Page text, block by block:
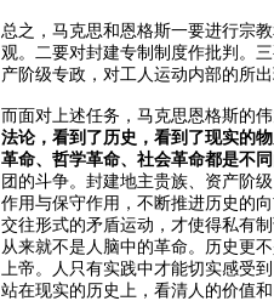
总之，马克思和恩格斯一要进行宗
观。二要对封建专制制度作批判。
产阶级专政，对工人运动内部的所
而面对上述任务，马克思恩格斯的
法论，看到了历史，看到了现实的
革命、哲学革命、社会革命都是不
团的斗争。封建地主贵族、资产阶
作用与保守作用，不断推进历史的
交往形式的矛盾运动，才使得私有
从来就不是人脑中的革命。历史更
上帝。人只有实践中才能切实感受
站在现实的历史上，看清人的价值